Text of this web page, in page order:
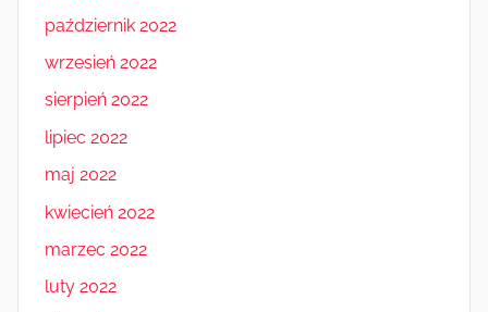
październik 2022
wrzesień 2022
sierpień 2022
lipiec 2022
maj 2022
kwiecień 2022
marzec 2022
luty 2022